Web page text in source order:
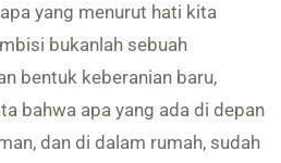
yang menurut hati kita
bukanlah sebuah
bentuk keberanian baru,
bahwa apa yang ada di depan
dan di dalam rumah, sudah